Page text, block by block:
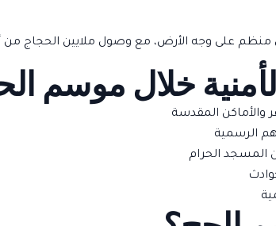
ملايين الحجاج من أكثر من 180 دولة إلى مكة المكرمة والمشاعر المقدسة في
خلال موسم
والأماكن المقدسة
الرسمية
المسجد الحرام